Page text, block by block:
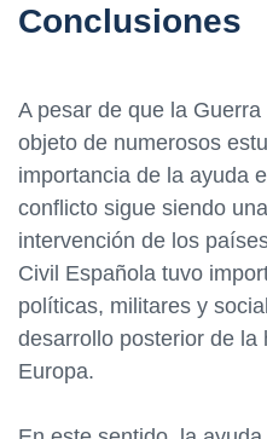
Conclusiones
A pesar de que la
objeto de numerosos
importancia de la ayuda
conflicto sigue siendo
intervención de los
Civil Española tuvo
políticas, militares y
desarrollo posterior de la
Europa.